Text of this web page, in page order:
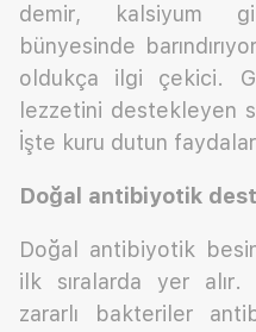
demir, kalsiyum
bünyesinde
oldukça ilgi çekici.
lezzetini destekleyen
İşte kuru dutun
Doğal antibiyotik
Doğal antibiyotik
ilk sıralarda yer alır.
zararlı bakteriler